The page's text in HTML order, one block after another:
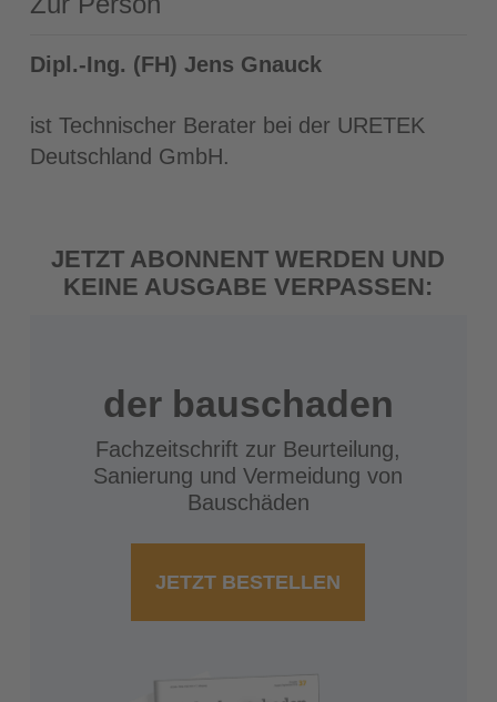
Dipl.-Ing. (FH) Jens Gnauck
ist Technischer Berater bei der URETEK
Deutschland GmbH.
JETZT ABONNENT WERDEN UND
KEINE AUSGABE VERPASSEN:
der bauschaden
Fachzeitschrift zur Beurteilung,
Sanierung und Vermeidung von
Bauschäden
JETZT BESTELLEN